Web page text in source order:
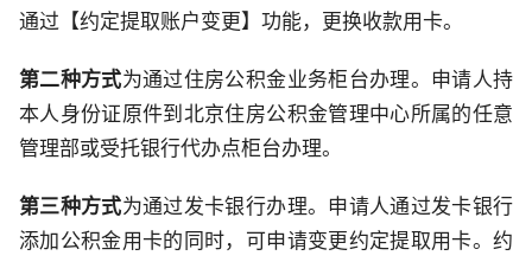
通过【约定提取账户变更】功能，更换收款用卡。
第二种方式为通过住房公积金业务柜台办理。申请人持
本人身份证原件到北京住房公积金管理中心所属的任意
管理部或受托银行代办点柜台办理。
第三种方式为通过发卡银行办理。申请人通过发卡银行
添加公积金用卡的同时，可申请变更约定提取用卡。约